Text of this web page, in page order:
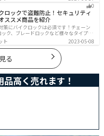
ザイン性など様々なメリットがありま
は、ジャケットの種類や選び方など初心
べきことをまとめました。
0
ロックで盗難防止！セキュリティ
ススメ商品を紹介
策にバイクロックは必須です！チェーン
ック、ブレードロックなど様々なタイプが
用途に合った使いやすいものを選びまし
ではバイクロックの種類と特徴、それぞ
紹介します。
ト 2023-05-08
る
高く売れます！